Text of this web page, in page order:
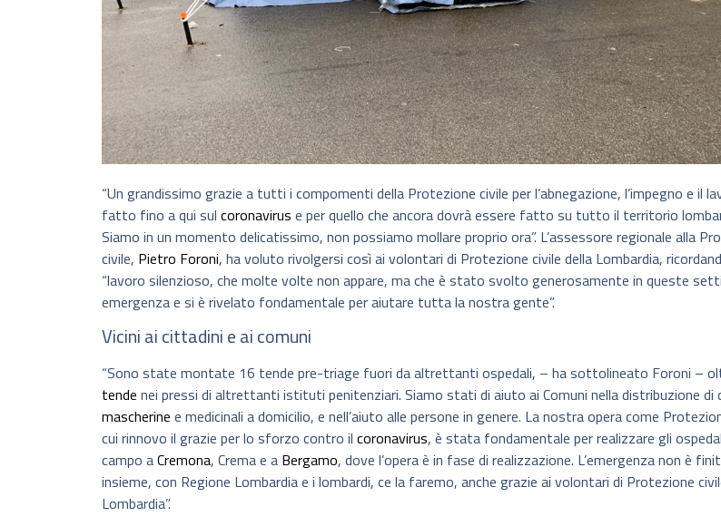
“Un grandissimo grazie a tutti i compomenti della Protezione civile per l’abnegazione, l’impegno e il
fatto fino a qui sul coronavirus e per quello che ancora dovrà essere fatto su tutto il territorio
Siamo in un momento delicatissimo, non possiamo mollare proprio ora”. L’assessore regionale alla
civile, Pietro Foroni, ha voluto rivolgersi così ai volontari di Protezione civile della Lombardia,
“lavoro silenzioso, che molte volte non appare, ma che è stato svolto generosamente in queste
emergenza e si è rivelato fondamentale per aiutare tutta la nostra gente”.
Vicini ai cittadini e ai comuni
“Sono state montate 16 tende pre-triage fuori da altrettanti ospedali, – ha sottolineato Foroni –
tende nei pressi di altrettanti istituti penitenziari. Siamo stati di aiuto ai Comuni nella distribuzione di
mascherine e medicinali a domicilio, e nell’aiuto alle persone in genere. La nostra opera come
cui rinnovo il grazie per lo sforzo contro il coronavirus, è stata fondamentale per realizzare gli
campo aCremona, Crema e a Bergamo, dove l’opera è in fase di realizzazione. L’emergenza non è
insieme, con Regione Lombardia e i lombardi, ce la faremo, anche grazie ai volontari di Protezione
Lombardia”.